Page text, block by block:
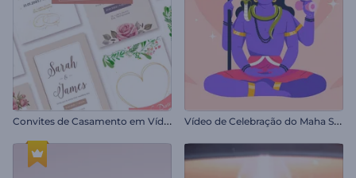
C
onvites de Casamento em Vídeo V
ídeo de Celebração do Maha Shivratri